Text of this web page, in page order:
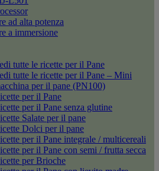
ad alta potenza
a immersione
tutte le ricette per il Pane
tutte le ricette per il Pane – Mini
per il pane (PN100)
per il Pane
per il Pane senza glutine
Salate per il pane
Dolci per il pane
per il Pane integrale / multicereali
per il Pane con semi / frutta secca
per Brioche